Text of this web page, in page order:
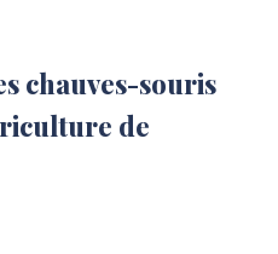
chauves-souris
de